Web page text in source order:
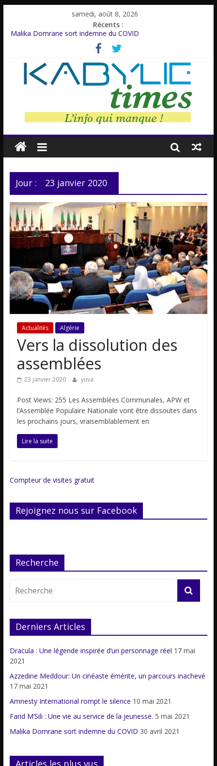
samedi, août 8, 2026
Récents :
Malika Domrane sort indemne du COVID
Dracula : Une légende inspirée d’un personnage réel
Azzedine Meddour: Un cinéaste émérite, un parcours inachevé
Amnesty International rompt le silence
Farid M’Sili : Une vie au service de la jeunesse.
Jour : 23 janvier 2020
Actualités Algérie
Vers la dissolution des
assemblées
23 janvier 2020 yuva
Post Views: 255 Les Assemblées Communales, APW et
l’Assemblée Populaire Nationale vont être dissoutes dans
les prochains jours, vraisemblablement en
Lire la suite
Compteur de visites gratuit
Rejoignez nous sur Facebook
Recherche
Derniers Articles
Dracula : Une légende inspirée d’un personnage réel 17 mai
2021
Azzedine Meddour: Un cinéaste émérite, un parcours inachevé
17 mai 2021
Amnesty International rompt le silence 10 mai 2021
Farid M’Sili : Une vie au service de la jeunesse. 5 mai 2021
Malika Domrane sort indemne du COVID 30 avril 2021
Articles les plus vus